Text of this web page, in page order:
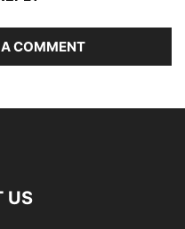
COMMENT
US